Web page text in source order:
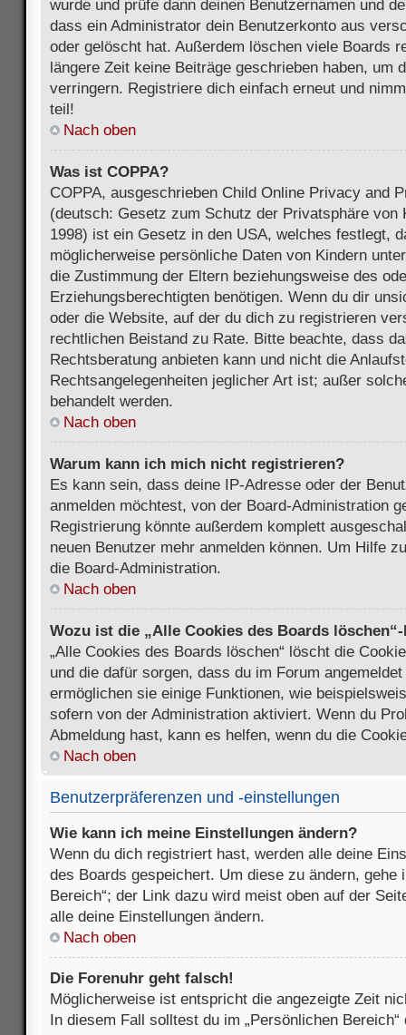
wurde und prüfe dann deinen Benutzernamen und
dass ein Administrator dein Benutzerkonto aus
oder gelöscht hat. Außerdem löschen viele Boards
längere Zeit keine Beiträge geschrieben haben, um
verringern. Registriere dich einfach erneut und
teil!
Nach oben
Was ist COPPA?
COPPA, ausgeschrieben Child Online Privacy and
(deutsch: Gesetz zum Schutz der Privatsphäre von
1998) ist ein Gesetz in den USA, welches festlegt,
möglicherweise persönliche Daten von Kindern
die Zustimmung der Eltern beziehungsweise des
Erziehungsberechtigten benötigen. Wenn du dir
oder die Website, auf der du dich zu registrieren
rechtlichen Beistand zu Rate. Bitte beachte, dass
Rechtsberatung anbieten kann und nicht die
Rechtsangelegenheiten jeglicher Art ist; außer
behandelt werden.
Nach oben
Warum kann ich mich nicht registrieren?
Es kann sein, dass deine IP-Adresse oder der
anmelden möchtest, von der Board-Administration
Registrierung könnte außerdem komplett
neuen Benutzer mehr anmelden können. Um Hilfe
die Board-Administration.
Nach oben
Wozu ist die „Alle Cookies des Boards
„Alle Cookies des Boards löschen“ löscht die
und die dafür sorgen, dass du im Forum
ermöglichen sie einige Funktionen, wie
sofern von der Administration aktiviert. Wenn du
Abmeldung hast, kann es helfen, wenn du die
Nach oben
Benutzerpräferenzen und -einstellungen
Wie kann ich meine Einstellungen ändern?
Wenn du dich registriert hast, werden alle deine
des Boards gespeichert. Um diese zu ändern, gehe
Bereich“; der Link dazu wird meist oben auf der
alle deine Einstellungen ändern.
Nach oben
Die Forenuhr geht falsch!
Möglicherweise ist entspricht die angezeigte Zeit
In diesem Fall solltest du im „Persönlichen